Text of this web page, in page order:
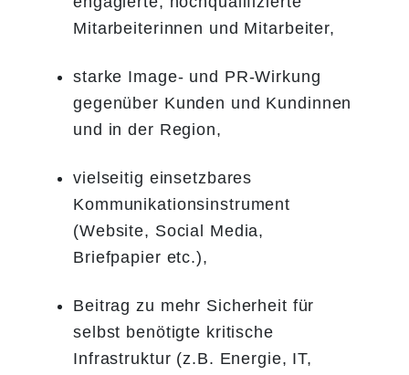
Mitarbeiterinnen und Mitarbeiter,
starke Image- und PR-Wirkung
gegenüber Kunden und Kundinnen
und in der Region,
vielseitig einsetzbares
Kommunikationsinstrument
(Website, Social Media,
Briefpapier etc.),
Beitrag zu mehr Sicherheit für
selbst benötigte kritische
Infrastruktur (z.B. Energie, IT,